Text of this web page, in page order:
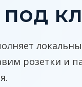
розетки и